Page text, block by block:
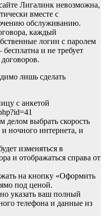
Лигалинк невозможна,
вместе с
обслуживанию.
каждый
логин с паролем
и не требует
лишь сделать
с анкетой
делом выбрать скорость
ночного интернета, и
изменяться в
и отображаться справа от
на кнопку «Оформить
под ценой.
указать ваш полный
телефона и данные из